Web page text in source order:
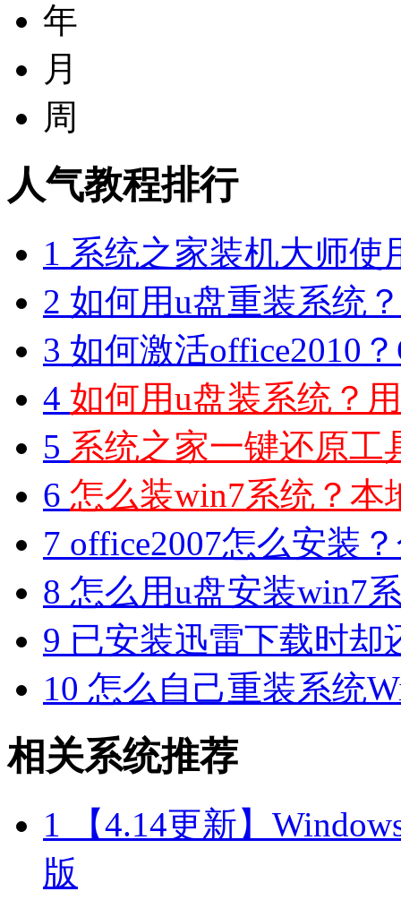
年
月
周
人气教程排行
1 系统之家装机大师使
2 如何用u盘重装系统
3 如何激活office2010
4 如何用u盘装系统？
5 系统之家一键还原工
6 怎么装win7系统？本
7 office2007怎么安装
8 怎么用u盘安装win7
9 已安装迅雷下载时却
10 怎么自己重装系统
相关系统推荐
1 【4.14更新】
版